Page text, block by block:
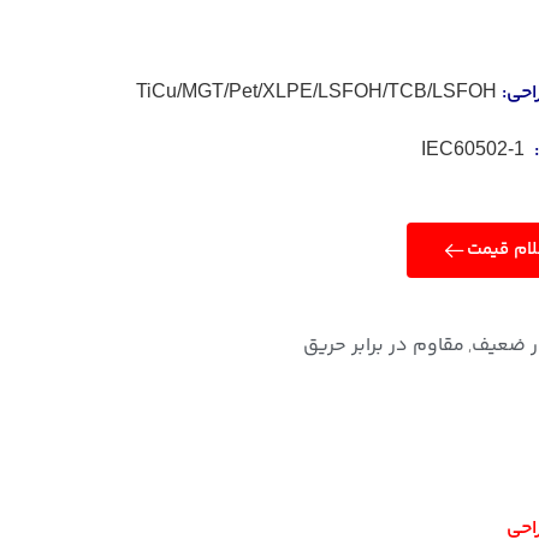
قیمت
ضعیف, مقاوم در برابر حریق